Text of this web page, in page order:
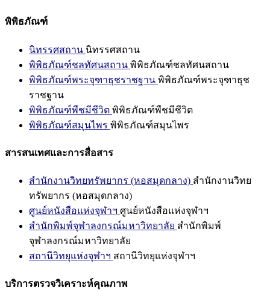
พิพิธภัณฑ์
นิทรรศสถาน นิทรรศสถาน
พิพิธภัณฑ์ชลทัศนสถาน พิพิธภัณฑ์ชลทัศนสถาน
พิพิธภัณฑ์พระจุฑาธุชราชฐาน พิพิธภัณฑ์พระจุฑาธุช
ราชฐาน
พิพิธภัณฑ์พืชมีชีวิต พิพิธภัณฑ์พืชมีชีวิต
พิพิธภัณฑ์สมุนไพร พิพิธภัณฑ์สมุนไพร
สารสนเทศและการสื่อสาร
สำนักงานวิทยทรัพยากร (หอสมุดกลาง) สำนักงานวิทย
ทรัพยากร (หอสมุดกลาง)
ศูนย์หนังสือแห่งจุฬาฯ ศูนย์หนังสือแห่งจุฬาฯ
สำนักพิมพ์จุฬาลงกรณ์มหาวิทยาลัย สำนักพิมพ์
จุฬาลงกรณ์มหาวิทยาลัย
สถานีวิทยุแห่งจุฬาฯ สถานีวิทยุแห่งจุฬาฯ
บริการตรวจวิเคราะห์คุณภาพ